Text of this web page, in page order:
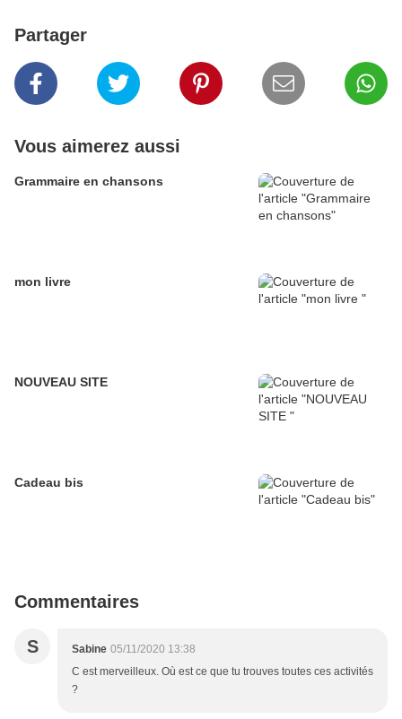
Partager
Vous aimerez aussi
Grammaire en chansons
mon livre
NOUVEAU SITE
Cadeau bis
Commentaires
S Sabine 05/11/2020 13:38
C est merveilleux. Où est ce que tu trouves toutes ces activités
?